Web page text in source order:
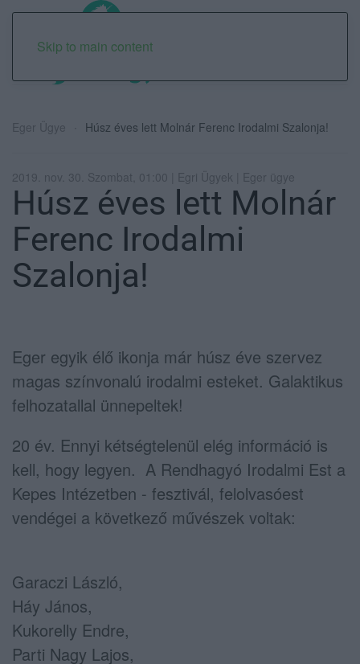
Skip to main content
Eger Ügye Húsz éves lett Molnár Ferenc Irodalmi Szalonja!
2019. nov. 30. Szombat, 01:00 | Egri Ügyek | Eger ügye
Húsz éves lett Molnár
Ferenc Irodalmi
Szalonja!
Eger egyik élő ikonja már húsz éve szervez
magas színvonalú irodalmi esteket. Galaktikus
felhozatallal ünnepeltek!
20 év. Ennyi kétségtelenül elég információ is
kell, hogy legyen. A Rendhagyó Irodalmi Est a
Kepes Intézetben - fesztivál, felolvasóest
vendégei a következő művészek voltak:
Garaczi László,
Háy János,
Kukorelly Endre,
Parti Nagy Lajos,